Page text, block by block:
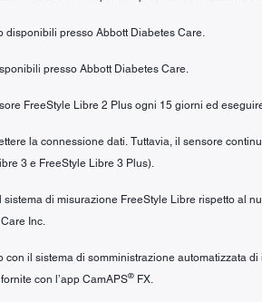
disponibili presso Abbott Diabetes Care.
presso Abbott Diabetes Care.
FreeStyle Libre 2 Plus ogni 15 giorni ed
la connessione dati. Tuttavia, il sensore
3 e FreeStyle Libre 3 Plus).
di misurazione FreeStyle Libre rispetto al
Inc.
il sistema di somministrazione automatizzata
con l’app CamAPS® FX.